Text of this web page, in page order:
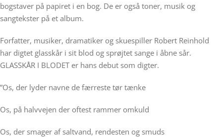
bogstaver på papiret i en bog. De er også toner, musik og
sangtekster på et album.
Forfatter, musiker, dramatiker og skuespiller Robert Reinhold
har digtet glasskår i sit blod og sprøjtet sange i åbne sår.
GLASSKÅR I BLODET er hans debut som digter.
”Os, der lyder navne de færreste tør tænke
Os, på halvvejen der oftest rammer omkuld
Os, der smager af saltvand, rendesten og smuds